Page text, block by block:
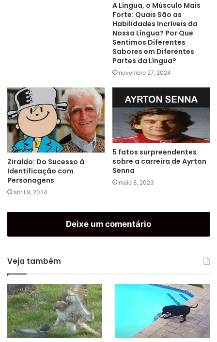
A Língua, o Músculo Mais
Forte: Quais São as
Habilidades Incríveis da
Nossa Língua? Por Que
Sentimos Diferentes
Sabores em Diferentes
Partes da Língua?
novembro 27, 2024
Ziraldo: Do Sucesso à
Identificação com
Personagens
abril 9, 2024
5 fatos surpreendentes
sobre a carreira de Ayrton
Senna
maio 8, 2023
Deixe um comentário
Veja também